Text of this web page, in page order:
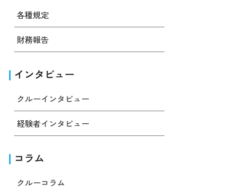
各種規定
財務報告
インタビュー
クルーインタビュー
経験者インタビュー
コラム
クルーコラム